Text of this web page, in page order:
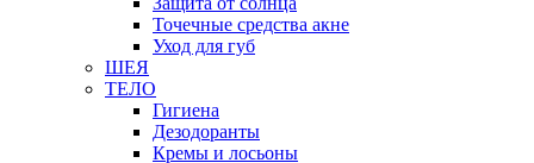
Точечные средства акне
Уход для губ
ШЕЯ
ТЕЛО
Гигиена
Дезодоранты
Кремы и лосьоны